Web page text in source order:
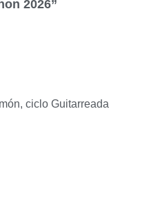
2026”
, ciclo Guitarreada